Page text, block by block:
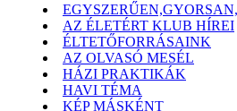
AZ ÉLETÉRT KLUB HÍREI
ÉLTETŐFORRÁSAINK
AZ OLVASÓ MESÉL
HÁZI PRAKTIKÁK
HAVI TÉMA
KÉP MÁSKÉNT